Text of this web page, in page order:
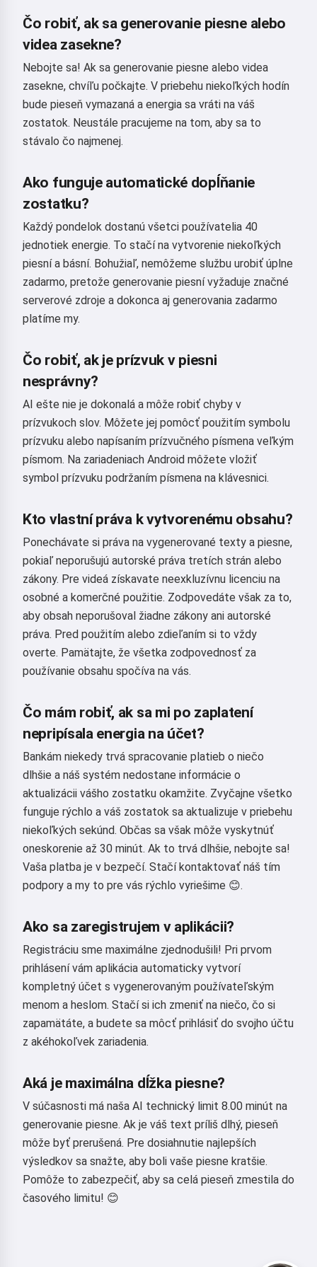
Čo robiť, ak sa generovanie piesne alebo
videa zasekne?
Nebojte sa! Ak sa generovanie piesne alebo videa
zasekne, chvíľu počkajte. V priebehu niekoľkých hodín
bude pieseň vymazaná a energia sa vráti na váš
zostatok. Neustále pracujeme na tom, aby sa to
stávalo čo najmenej.
Ako funguje automatické dopĺňanie
zostatku?
Každý pondelok dostanú všetci používatelia 40
jednotiek energie. To stačí na vytvorenie niekoľkých
piesní a básní. Bohužiaľ, nemôžeme službu urobiť úplne
zadarmo, pretože generovanie piesní vyžaduje značné
serverové zdroje a dokonca aj generovania zadarmo
platíme my.
Čo robiť, ak je prízvuk v piesni
nesprávny?
AI ešte nie je dokonalá a môže robiť chyby v
prízvukoch slov. Môžete jej pomôcť použitím symbolu
prízvuku alebo napísaním prízvučného písmena veľkým
písmom. Na zariadeniach Android môžete vložiť
symbol prízvuku podržaním písmena na klávesnici.
Kto vlastní práva k vytvorenému obsahu?
Ponechávate si práva na vygenerované texty a piesne,
pokiaľ neporušujú autorské práva tretích strán alebo
zákony. Pre videá získavate neexkluzívnu licenciu na
osobné a komerčné použitie. Zodpovedáte však za to,
aby obsah neporušoval žiadne zákony ani autorské
práva. Pred použitím alebo zdieľaním si to vždy
overte. Pamätajte, že všetka zodpovednosť za
používanie obsahu spočíva na vás.
Čo mám robiť, ak sa mi po zaplatení
nepripísala energia na účet?
Bankám niekedy trvá spracovanie platieb o niečo
dlhšie a náš systém nedostane informácie o
aktualizácii vášho zostatku okamžite. Zvyčajne všetko
funguje rýchlo a váš zostatok sa aktualizuje v priebehu
niekoľkých sekúnd. Občas sa však môže vyskytnúť
oneskorenie až 30 minút. Ak to trvá dlhšie, nebojte sa!
Vaša platba je v bezpečí. Stačí kontaktovať náš tím
podpory a my to pre vás rýchlo vyriešime 😊.
Ako sa zaregistrujem v aplikácii?
Registráciu sme maximálne zjednodušili! Pri prvom
prihlásení vám aplikácia automaticky vytvorí
kompletný účet s vygenerovaným používateľským
menom a heslom. Stačí si ich zmeniť na niečo, čo si
zapamätáte, a budete sa môcť prihlásiť do svojho účtu
z akéhokoľvek zariadenia.
Aká je maximálna dĺžka piesne?
V súčasnosti má naša AI technický limit 8.00 minút na
generovanie piesne. Ak je váš text príliš dlhý, pieseň
môže byť prerušená. Pre dosiahnutie najlepších
výsledkov sa snažte, aby boli vaše piesne kratšie.
Pomôže to zabezpečiť, aby sa celá pieseň zmestila do
časového limitu! 😊
Viem vytvárať piesne, písať básne a
gratulácie 🥰
Súhlasím s: Zmluvné podmienky